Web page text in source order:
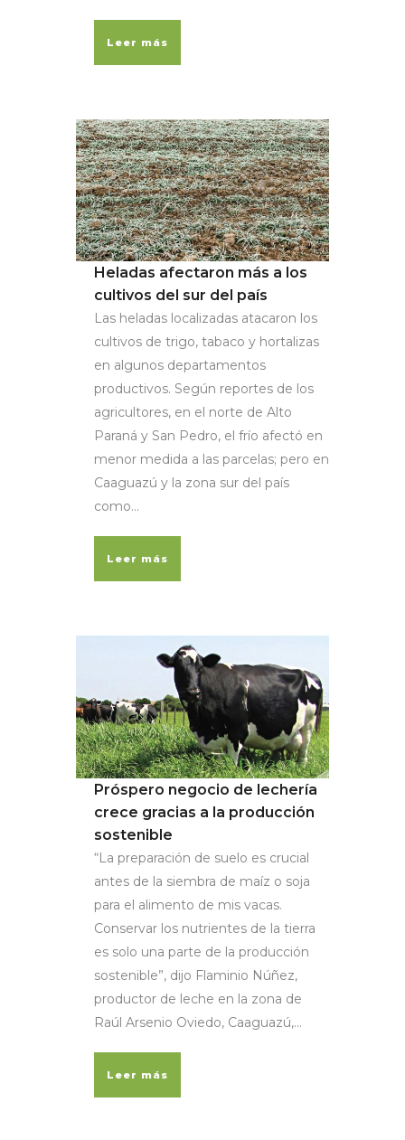
Leer más
Heladas afectaron más a los
cultivos del sur del país
Las heladas localizadas atacaron los
cultivos de trigo, tabaco y hortalizas
en algunos departamentos
productivos. Según reportes de los
agricultores, en el norte de Alto
Paraná y San Pedro, el frío afectó en
menor medida a las parcelas; pero en
Caaguazú y la zona sur del país
como...
Leer más
Próspero negocio de lechería
crece gracias a la producción
sostenible
“La preparación de suelo es crucial
antes de la siembra de maíz o soja
para el alimento de mis vacas.
Conservar los nutrientes de la tierra
es solo una parte de la producción
sostenible”, dijo Flaminio Núñez,
productor de leche en la zona de
Raúl Arsenio Oviedo, Caaguazú,...
Leer más